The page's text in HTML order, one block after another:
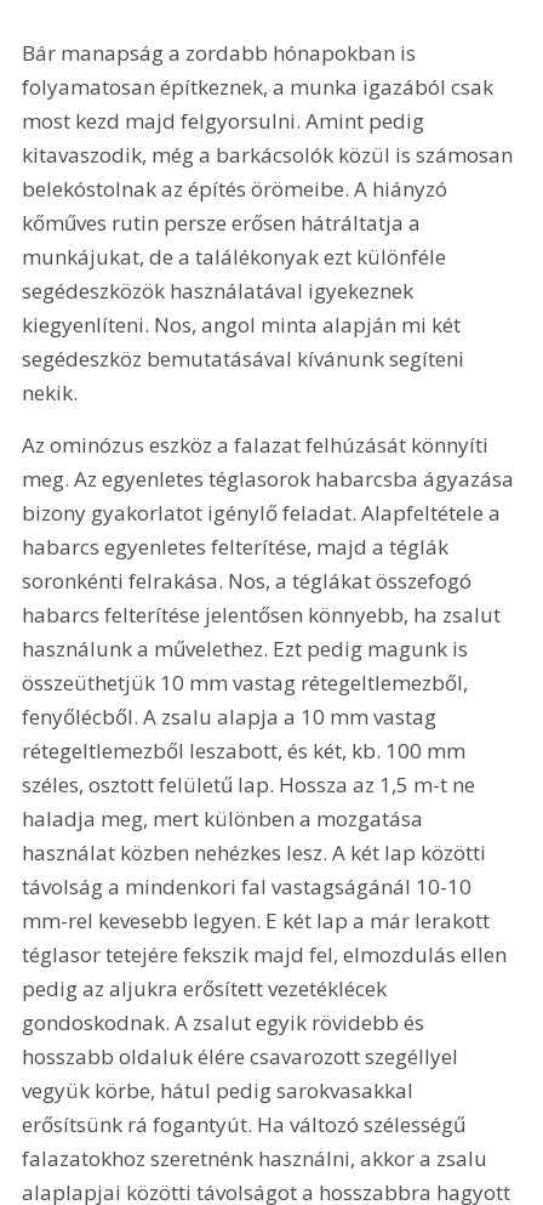
Bár manapság a zordabb hónapokban is
folyamatosan építkeznek, a munka igazából csak
most kezd majd felgyorsulni. Amint pedig
kitavaszodik, még a barkácsolók közül is számosan
belekóstolnak az építés örömeibe. A hiányzó
kőműves rutin persze erősen hátráltatja a
munkájukat, de a találékonyak ezt különféle
segédeszközök használatával igyekeznek
kiegyenlíteni. Nos, angol minta alapján mi két
segédeszköz bemutatásával kívánunk segíteni
nekik.
Az ominózus eszköz a falazat felhúzását könnyíti
meg. Az egyenletes téglasorok habarcsba ágyazása
bizony gyakorlatot igénylő feladat. Alapfeltétele a
habarcs egyenletes felterítése, majd a téglák
soronkénti felrakása. Nos, a téglákat összefogó
habarcs felterítése jelentősen könnyebb, ha zsalut
használunk a művelethez. Ezt pedig magunk is
összeüthetjük 10 mm vastag rétegeltlemezből,
fenyőlécből. A zsalu alapja a 10 mm vastag
rétegeltlemezből leszabott, és két, kb. 100 mm
széles, osztott felületű lap. Hossza az 1,5 m-t ne
haladja meg, mert különben a mozgatása
használat közben nehézkes lesz. A két lap közötti
távolság a mindenkori fal vastagságánál 10-10
mm-rel kevesebb legyen. E két lap a már lerakott
téglasor tetejére fekszik majd fel, elmozdulás ellen
pedig az aljukra erősített vezetéklécek
gondoskodnak. A zsalut egyik rövidebb és
hosszabb oldaluk élére csavarozott szegéllyel
vegyük körbe, hátul pedig sarokvasakkal
erősítsünk rá fogantyút. Ha változó szélességű
falazatokhoz szeretnénk használni, akkor a zsalu
alaplapjai közötti távolságot a hosszabbra hagyott